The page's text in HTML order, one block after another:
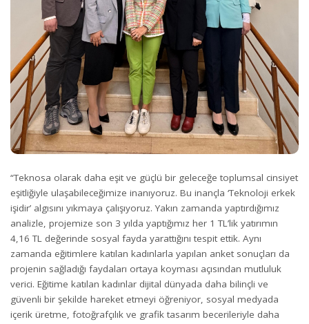
“Teknosa olarak daha eşit ve güçlü bir geleceğe toplumsal cinsiyet
eşitliğiyle ulaşabileceğimize inanıyoruz. Bu inançla ‘Teknoloji erkek
işidir’ algısını yıkmaya çalışıyoruz. Yakın zamanda yaptırdığımız
analizle, projemize son 3 yılda yaptığımız her 1 TL’lik yatırımın
4,16 TL değerinde sosyal fayda yarattığını tespit ettik. Aynı
zamanda eğitimlere katılan kadınlarla yapılan anket sonuçları da
projenin sağladığı faydaları ortaya koyması açısından mutluluk
verici. Eğitime katılan kadınlar dijital dünyada daha bilinçli ve
güvenli bir şekilde hareket etmeyi öğreniyor, sosyal medyada
içerik üretme, fotoğrafçılık ve grafik tasarım becerileriyle daha